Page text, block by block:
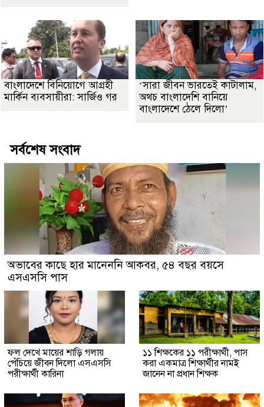
বাংলাদেশে বিনিয়োগে আগ্রহী
মার্কিন ব্যবসায়ীরা: সার্জিও গর
‘সারা জীবন ভারতেই কাটালাম,
অথচ বাংলাদেশি বানিয়ে
বাংলাদেশে ঠেলে দিলো’
সর্বশেষ সংবাদ
অভাবের কাছে হার মানেননি আকবর, ৫৪ বছর বয়সে
এসএসসি পাস
ফল দেখে মায়ের শাড়ি গলায়
পেঁচিয়ে জীবন দিলো এসএসসি
পরীক্ষার্থী কারিনা
১১ শিক্ষকের ১১ পরীক্ষার্থী, পাস
করা একমাত্র শিক্ষার্থীর নামই
জানেন না প্রধান শিক্ষক